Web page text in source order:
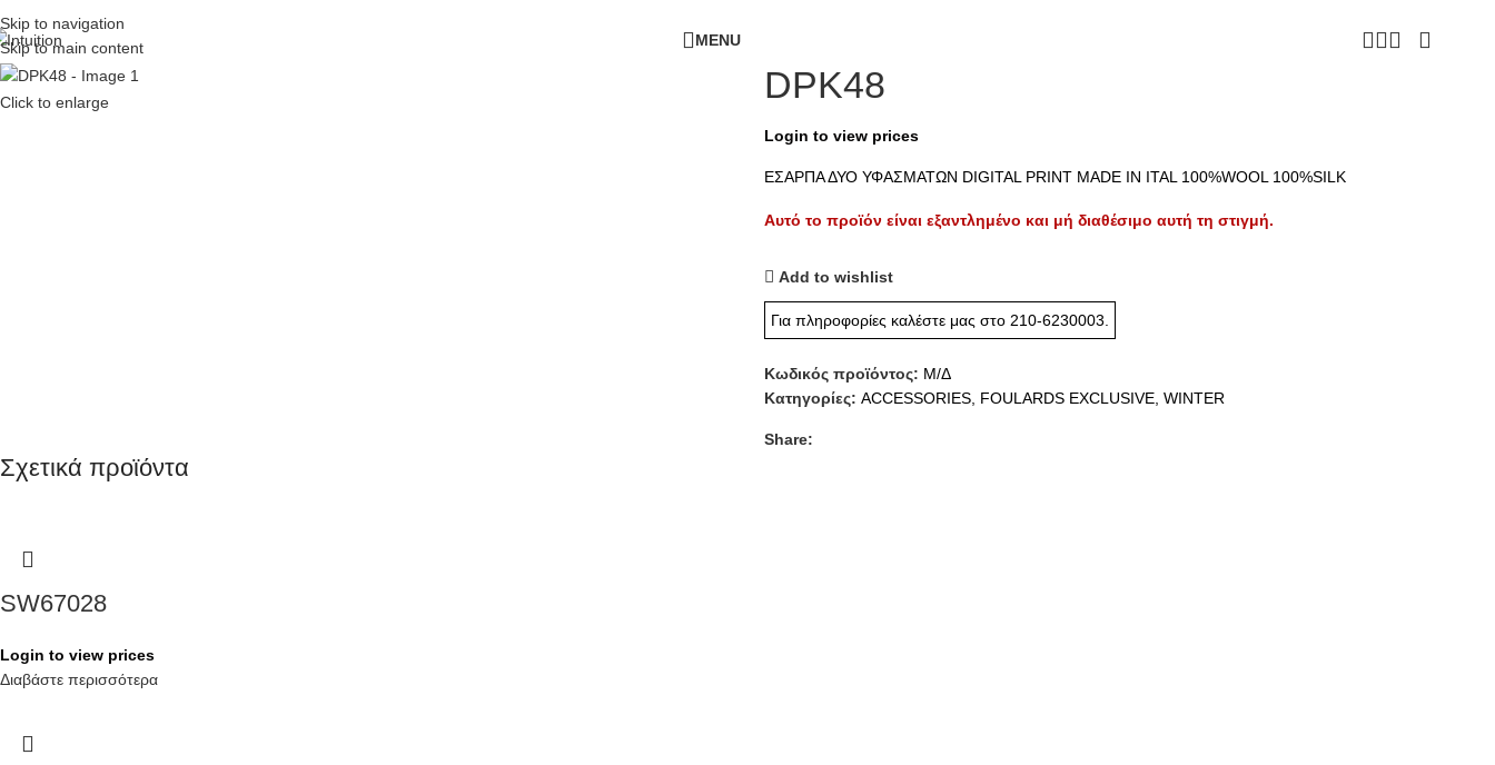
Skip to navigation
Skip to main content
MENU
Click to enlarge DPK48
Login to view prices
ΕΣΑΡΠΑ ΔΥΟ ΥΦΑΣΜΑΤΩΝ DIGITAL PRINT MADE IN ITAL 100%WOOL 100%SILK
Αυτό το προϊόν είναι εξαντλημένο και μή διαθέσιμο αυτή τη στιγμή.
Add to wishlist
Για πληροφορίες καλέστε μας στο 210-6230003
Κωδικός προϊόντος: Μ/Δ
Κατηγορίες: ACCESSORIES FOULARDS EXCLUSIVE WINTER
Share:
Σχετικά προϊόντα
SW67028
Login to view prices
Διαβάστε περισσότερα